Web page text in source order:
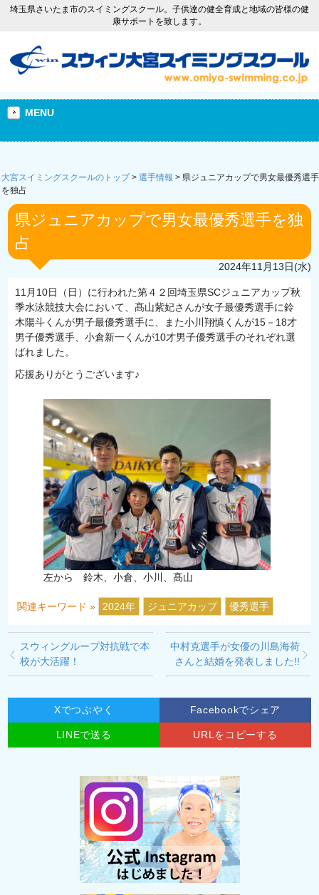
埼玉県さいたま市のスイミングスクール。子供達の健全育成と地域の皆様の健
康サポートを致します。
MENU
大宮スイミングスクールのトップ> 選手情報 > 県ジュニアカップで男女最優秀選手
を独占
県ジュニアカップで男女最優秀選手を独
占
2024年11月13日(水)
11月10日（日）に行われた第４２回埼玉県SCジュニアカップ秋
季水泳競技大会において、髙山紫妃さんが女子最優秀選手に鈴
木陽斗くんが男子最優秀選手に、また小川翔慎くんが15－18才
男子優秀選手、小倉新一くんが10才男子優秀選手のそれぞれ選
ばれました。
応援ありがとうございます♪
左から 鈴木、小倉、小川、髙山
関連キーワード » 2024年 ジュニアカップ 優秀選手
スウィングループ対抗戦で本
校が大活躍！
中村克選手が女優の川島海荷
さんと結婚を発表しました!!
Xでつぶやく Facebookでシェア
LINEで送る URLをコピーする